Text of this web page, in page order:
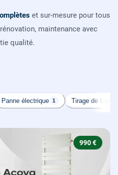
et sur-mesure pour tous
maintenance avec
qualité.
Panne électrique 1 Tirage de Ligne
990 €